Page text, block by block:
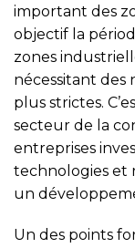
important des
objectif la
zones
nécessitant des
plus strictes.
secteur de la
entreprises
technologies et
un
Un des points